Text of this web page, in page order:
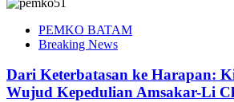
PEMKO BATAM
Breaking News
Dari Keterbatasan ke Harapan:
Wujud Kepedulian Amsakar-Li